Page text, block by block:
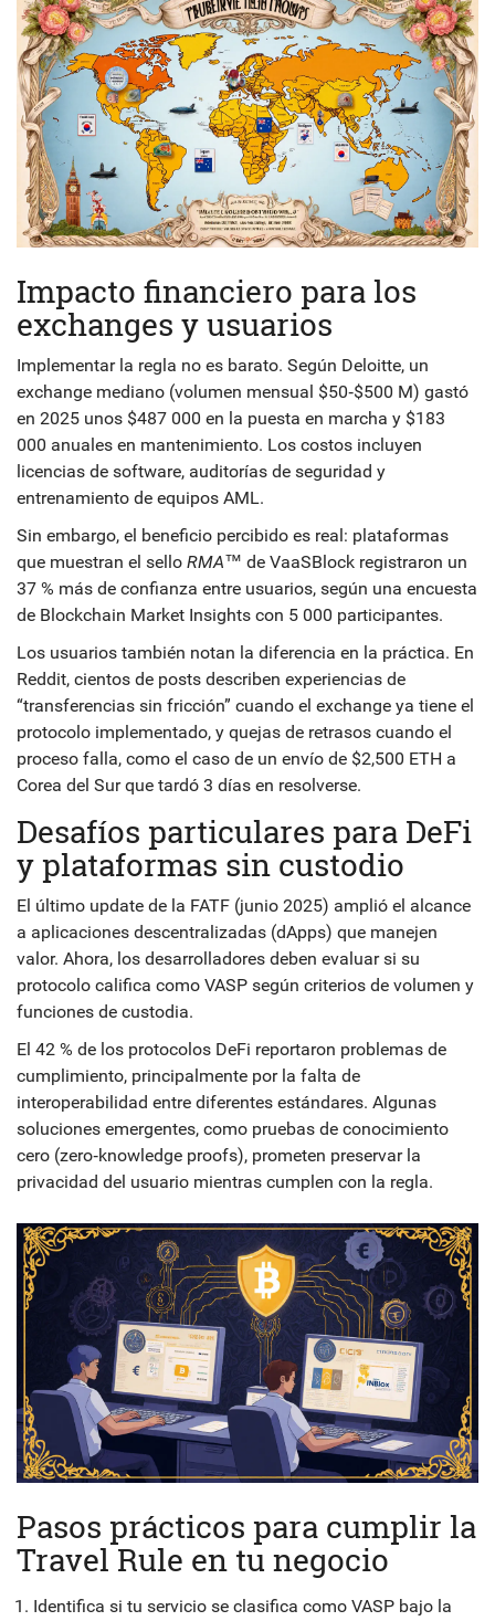
Impacto financiero para los
exchanges y usuarios
Implementar la regla no es barato. Según Deloitte, un
exchange mediano (volumen mensual $50‑$500 M) gastó
en 2025 unos $487 000 en la puesta en marcha y $183
000 anuales en mantenimiento. Los costos incluyen
licencias de software, auditorías de seguridad y
entrenamiento de equipos AML.
Sin embargo, el beneficio percibido es real: plataformas
que muestran el sello RMA™ de VaaSBlock registraron un
37 % más de confianza entre usuarios, según una encuesta
de Blockchain Market Insights con 5 000 participantes.
Los usuarios también notan la diferencia en la práctica. En
Reddit, cientos de posts describen experiencias de
“transferencias sin fricción” cuando el exchange ya tiene el
protocolo implementado, y quejas de retrasos cuando el
proceso falla, como el caso de un envío de $2,500 ETH a
Corea del Sur que tardó 3 días en resolverse.
Desafíos particulares para DeFi
y plataformas sin custodio
El último update de la FATF (junio 2025) amplió el alcance
a aplicaciones descentralizadas (dApps) que manejen
valor. Ahora, los desarrolladores deben evaluar si su
protocolo califica como VASP según criterios de volumen y
funciones de custodia.
El 42 % de los protocolos DeFi reportaron problemas de
cumplimiento, principalmente por la falta de
interoperabilidad entre diferentes estándares. Algunas
soluciones emergentes, como pruebas de conocimiento
cero (zero‑knowledge proofs), prometen preservar la
privacidad del usuario mientras cumplen con la regla.
Pasos prácticos para cumplir la
Travel Rule en tu negocio
Identifica si tu servicio se clasifica como VASP bajo la